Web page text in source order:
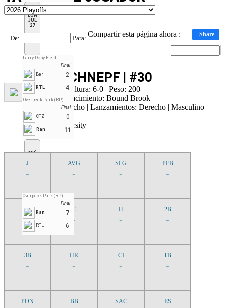
LUN
JUL
27
Larry Doby Field
Final
Ber
2
RTL 4
Overpeck Park (RP)
Final
CTZ
0
Ran 11
MIÉ
Overpeck Park (RP)
Final
Ran
7
RTL 6
Compartir esta página ahora : Share
De: Para:
Eric SCHNEPF | #30
Receptor | Altura: 6-0 | Peso: 200
Lugar de Nacimiento: Bound Brook
Bateo: Derecho | Lanzamientos: Derecho | Masculino
Tufts University
J
-
AVG
-
SLG
-
PEB
-
AB
-
C
-
H
-
2B
-
3B
-
HR
-
CI
-
TB
-
PON BB SAC ES